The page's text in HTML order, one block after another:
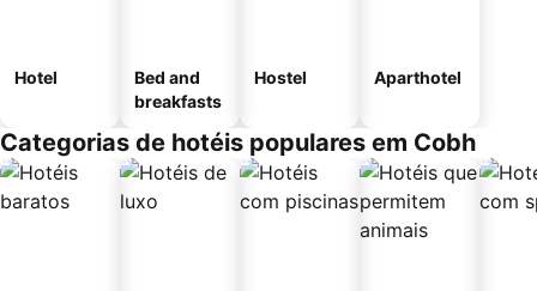
Hotel
Bed and
breakfasts
Hostel Aparthotel
Categorias de hotéis populares em Cobh